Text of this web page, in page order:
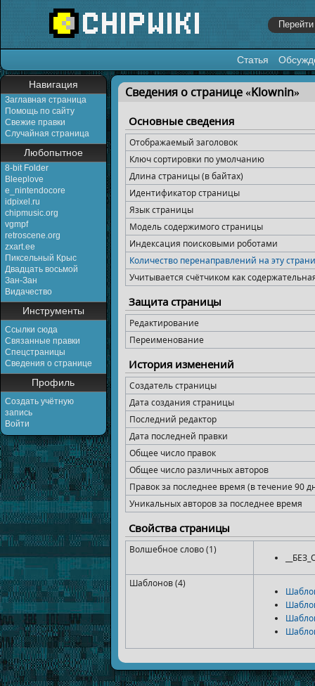
Статья
Навигация
Заглавная страница
Помощь по сайту
Свежие правки
Случайная страница
Любопытное
8-bit Folder
Bleeplove
e_nintendocore
idpixel.ru
chipmusic.org
vgmpf
retroscene.org
zxart.ee
Пиксельный Крыс
Двадцать восьмой
Зан-Зан
Видачество
Инструменты
Ссылки сюда
Связанные правки
Спецстраницы
Сведения о странице
Профиль
Создать учётную
запись
Войти
Перейти к:навигация,поиск
Сведения о странице «Klownin»
Основные сведения
Отображаемый заголовок
Ключ сортировки по умолчанию
Длина страницы (в байтах)
Идентификатор страницы
Язык страницы
Модель содержимого страницы
Индексация поисковыми роботами
Количество перенаправлений на эту
Учитывается счётчиком как
Защита страницы
Редактирование
Переименование
История изменений
Создатель страницы
Дата создания страницы
Последний редактор
Дата последней правки
Общее число правок
Общее число различных авторов
Правок за последнее время (в течение 90
Уникальных авторов за последнее время
Свойства страницы
Волшебное слово (1)
Шаблонов (4)